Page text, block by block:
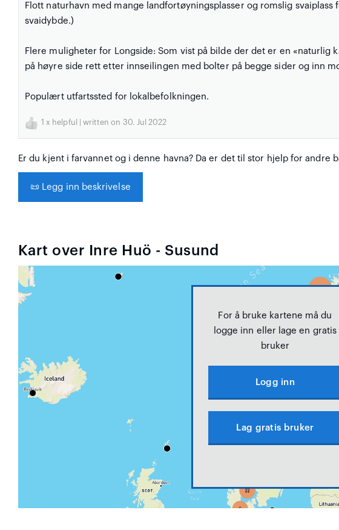
Flott naturhavn med mange landfortøyningsplasser og romslig svaiplass
svaidybde.)
Flere muligheter for Longside: Som vist på bilde der det er en «naturlig
på høyre side rett etter innseilingen med bolter på begge sider og inn
Populært utfartssted for lokalbefolkningen.
1 x helpful | written on 30. Jul 2022
Er du kjent i farvannet og i denne havna? Da er det til stor hjelp for andre
📜 Legg inn beskrivelse
Kart over Inre Huö - Susund
For å bruke kartene må du
logge inn eller lage en gratis
bruker
Logg inn
Lag gratis bruker